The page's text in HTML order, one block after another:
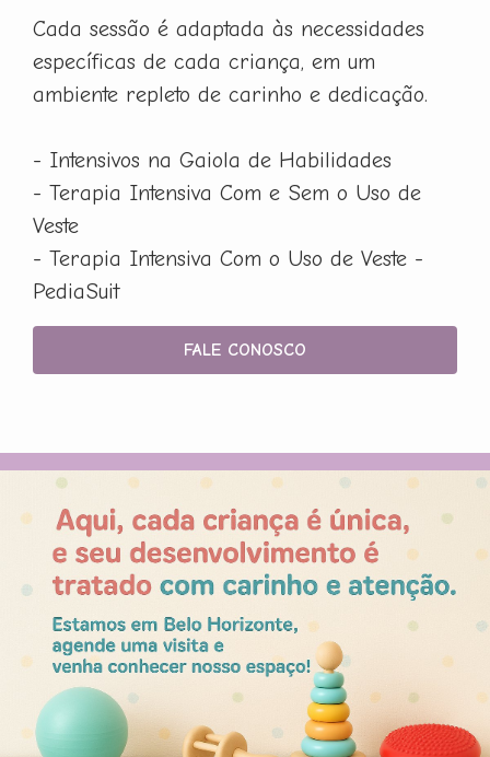
Cada sessão é adaptada às necessidades
específicas de cada criança, em um
ambiente repleto de carinho e dedicação.
- Intensivos na Gaiola de Habilidades
- Terapia Intensiva Com e Sem o Uso de
Veste
- Terapia Intensiva Com o Uso de Veste -
PediaSuit
FALE CONOSCO